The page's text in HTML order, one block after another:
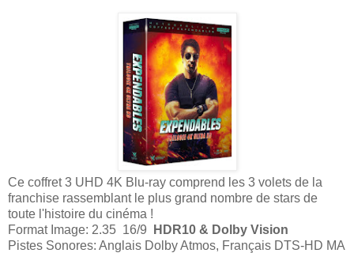
Ce coffret 3 UHD 4K Blu-ray comprend les 3 volets de la
franchise rassemblant le plus grand nombre de stars de
toute l'histoire du cinéma !
Format Image: 2.35 16/9
HDR10 & Dolby Vision
Pistes Sonores: Anglais Dolby Atmos, Français DTS-HD MA